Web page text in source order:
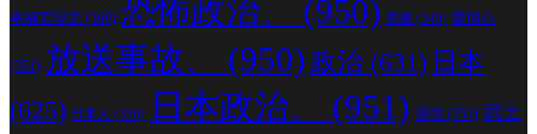
幸福実現党 (360) 恐怖政治、 (950) 悪魔 (340) 愛国心
(351) 放送事故、 (950) 政治 (631) 日本
(625) 日本人 (336) 日本政治、 (951) 最強 (353) 武士